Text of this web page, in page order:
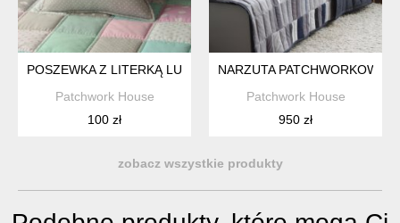
POSZEWKA Z LITERKĄ LUNI 40X40CM
Patchwork House
100 zł
NARZUTA PATCHWORKOWA
Patchwork House
950 zł
zobacz wszystkie produkty